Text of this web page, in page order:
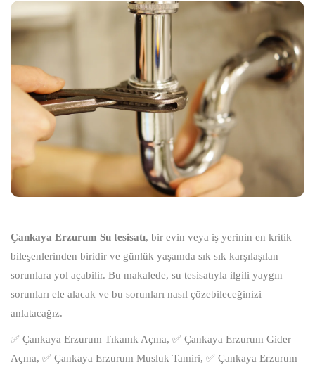
Çankaya Erzurum Su tesisatı, bir evin veya iş yerinin en kritik
bileşenlerinden biridir ve günlük yaşamda sık sık karşılaşılan
sorunlara yol açabilir. Bu makalede, su tesisatıyla ilgili yaygın
sorunları ele alacak ve bu sorunları nasıl çözebileceğinizi
anlatacağız.
✅ Çankaya Erzurum Tıkanık Açma, ✅ Çankaya Erzurum Gider
Açma, ✅ Çankaya Erzurum Musluk Tamiri, ✅ Çankaya Erzurum